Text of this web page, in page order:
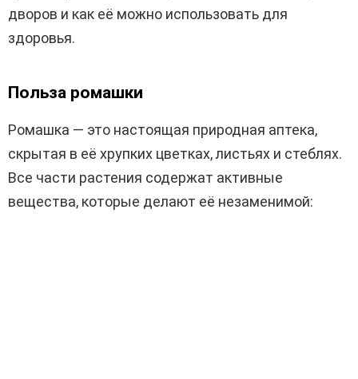
дворов и как её можно использовать для
здоровья.
Польза ромашки
Ромашка — это настоящая природная аптека,
скрытая в её хрупких цветках, листьях и стеблях.
Все части растения содержат активные
вещества, которые делают её незаменимой: